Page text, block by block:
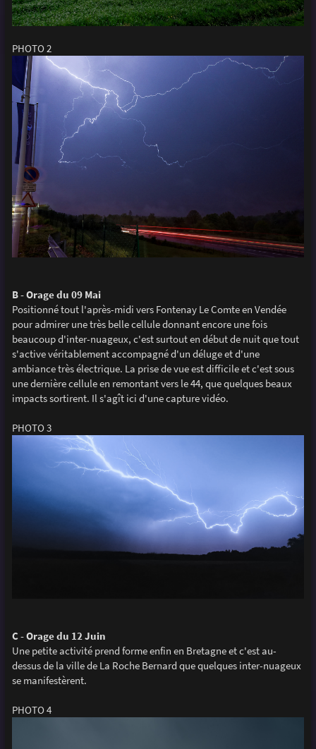
PHOTO 2
B - Orage du 09 Mai
Positionné tout l'après-midi vers Fontenay Le Comte en Vendée
pour admirer une très belle cellule donnant encore une fois
beaucoup d'inter-nuageux, c'est surtout en début de nuit que tout
s'active véritablement accompagné d'un déluge et d'une
ambiance très électrique. La prise de vue est difficile et c'est sous
une dernière cellule en remontant vers le 44, que quelques beaux
impacts sortirent. Il s'agît ici d'une capture vidéo.
PHOTO 3
C - Orage du 12 Juin
Une petite activité prend forme enfin en Bretagne et c'est au-
dessus de la ville de La Roche Bernard que quelques inter-nuageux
se manifestèrent.
PHOTO 4